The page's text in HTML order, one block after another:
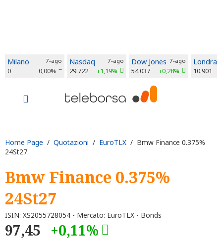
Milano 7-ago
0 0,00%
Nasdaq 7-ago
29.722 +1,19%
Dow Jones 7-ago
54.037 +0,28%
Londra
10.901
Home Page / Quotazioni / EuroTLX / Bmw Finance 0.375%
24St27
Bmw Finance 0.375%
24St27
ISIN: XS2055728054 - Mercato: EuroTLX - Bonds
97,45 +0,11%